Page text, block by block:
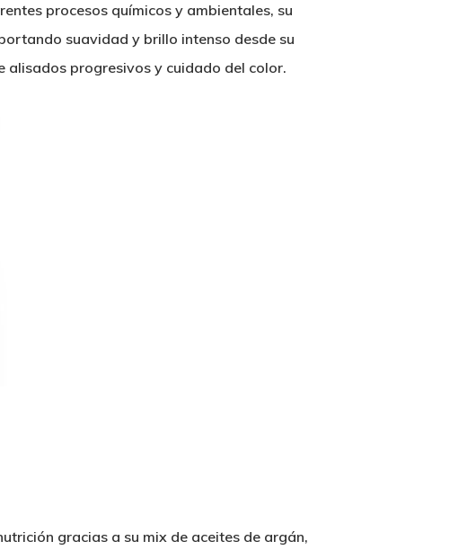
procesos químicos y ambientales, su
suavidad y brillo intenso desde su
alisados progresivos y cuidado del color.
gracias a su mix de aceites de argán,